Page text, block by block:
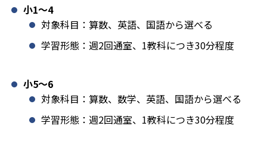
小1️〜4
対象科目：算数、英語、国語から選べる
学習形態：週2回通室、1教科につき30分程度
小5〜6
対象科目：算数、数学、英語、国語から選べる
学習形態：週2回通室、1教科につき30分程度